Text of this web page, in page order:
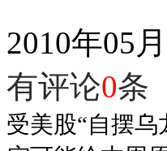
2010年05
有评论0条
受美股“自摆